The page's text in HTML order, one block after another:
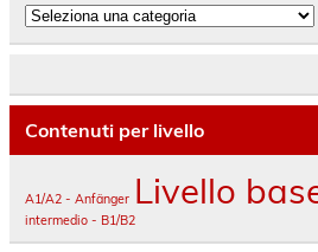
Categorie
Contenuti per livello
A1/A2 - Anfänger Livello
intermedio - B1/B2